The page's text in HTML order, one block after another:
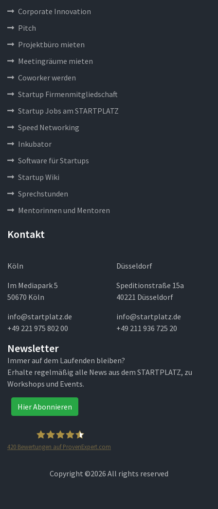
Corporate Innovation
Pitch
Projektbüro mieten
Meetingräume mieten
Coworker werden
Startup Firmenmitgliedschaft
Startup Jobs am STARTPLATZ
Speed Networking
Inkubator
Software für Startups
Startup Wiki
Sprechstunden
Mentorinnen und Mentoren
Kontakt
Köln
Im Mediapark 5
50670 Köln
info@startplatz.de
+49 221 975 802 00
Düsseldorf
Speditionstraße 15a
40221 Düsseldorf
info@startplatz.de
+49 211 936 725 20
Newsletter
Immer auf dem Laufenden bleiben?
Erhalte regelmäßig alle News aus dem STARTPLATZ, zu
Workshops und Events.
Hier Abonnieren
420 Bewertungen auf ProvenExpert.com
Copyright ©2026 All rights reserved